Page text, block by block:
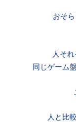
おそ
人そ
同じゲーム
人と比